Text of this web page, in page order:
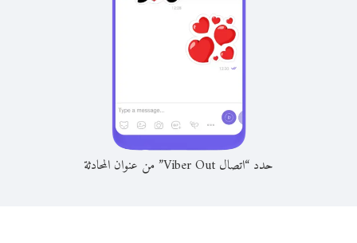
حدد “اتصال Viber Out” من عنوان المحادثة